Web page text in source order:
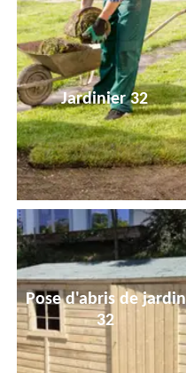
Jardinier 32
Pose d'abris de jardin
32